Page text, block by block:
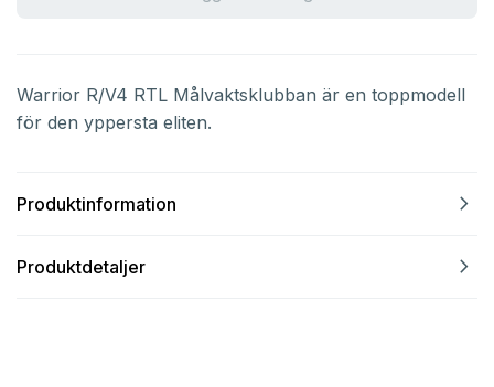
Warrior R/V4 RTL Målvaktsklubban är en toppmodell
för den yppersta eliten.
Produktinformation navigate_next
Produktdetaljer navigate_next